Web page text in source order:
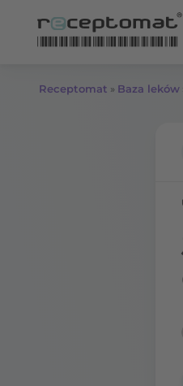
Receptomat » Baza leków